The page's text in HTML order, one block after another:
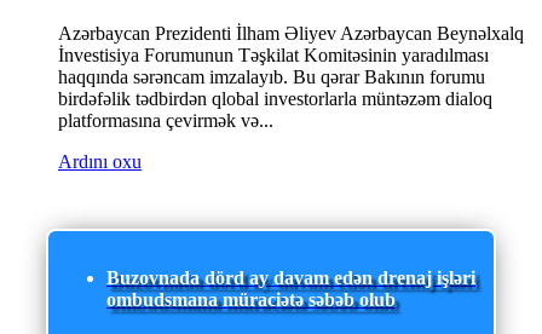
Azərbaycan Prezidenti İlham Əliyev Azərbaycan Beynəlxalq
İnvestisiya Forumunun Təşkilat Komitəsinin yaradılması
haqqında sərəncam imzalayıb. Bu qərar Bakının forumu
birdəfəlik tədbirdən qlobal investorlarla müntəzəm dialoq
platformasına çevirmək və...
Ardını oxu
Buzovnada dörd ay davam edən drenaj işləri
ombudsmana müraciətə səbəb olub